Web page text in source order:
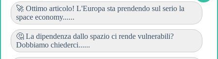
🚀 Ottimo articolo! L'Europa sta prendendo sul serio la
space economy......
🤔 La dipendenza dallo spazio ci rende vulnerabili?
Dobbiamo chiederci......